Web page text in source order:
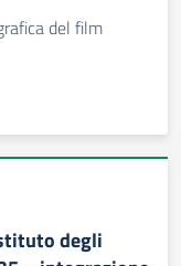
del film
degli